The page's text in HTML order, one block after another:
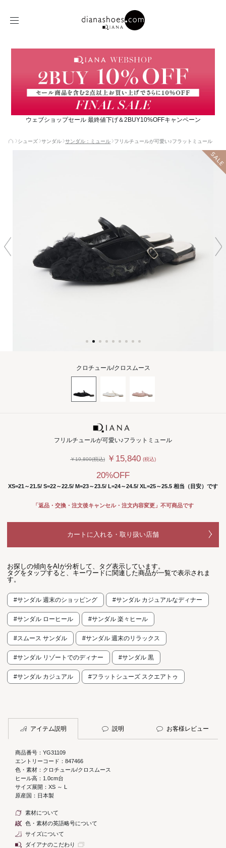
ウェブショップセール 最終値下げ＆2BUY10%OFFキャンペーン
シューズ サンダル サンダル：ミュール フリルチュールが可愛い♪フラットミュール
クロチュール/クロスムース
フリルチュールが可愛い♪フラットミュール
￥19,800(税込) ￥15,840 (税込)
20%OFF
XS=21～21.5/ S=22～22.5/ M=23～23.5/ L=24～24.5/ XL=25～25.5 相当（目安）です
「返品・交換・注文後キャンセル・注文内容変更」不可商品です
カートに入れる・取り扱い店舗
お探しの傾向をAIが分析して、タグ表示しています。
タグをタップすると、キーワードに関連した商品が一覧で表示されま
す。
#サンダル 週末のショッピング #サンダル カジュアルなディナー
#サンダル ローヒール #サンダル 楽々ヒール
#スムース サンダル #サンダル 週末のリラックス
#サンダル リゾートでのディナー #サンダル 黒
#サンダル カジュアル #フラットシューズ スクエアトゥ
アイテム説明 説明 お客様レビュー
商品番号：YG31109
エントリーコード：847466
色・素材：クロチュール/クロスムース
ヒール高：1.0cm台
サイズ展開：XS ～ L
原産国：日本製
素材について
色・素材の英語略号について
サイズについて
ダイアナのこだわり